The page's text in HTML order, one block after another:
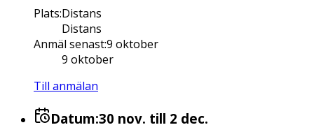
Plats:Distans
Distans
Anmäl senast:9 oktober
9 oktober
Till anmälan
Datum:30 nov. till 2 dec.